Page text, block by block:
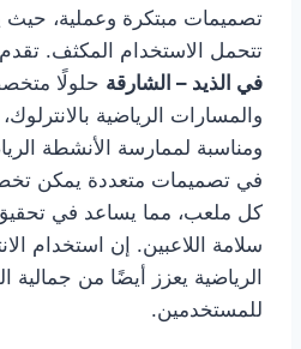
تصميمات مبتكرة وعملية،
تتحمل الاستخدام المكثف. تقدم
في الذيد – الشارقة حلولًا
والمسارات الرياضية
ومناسبة لممارسة الأنشطة
في تصميمات متعددة يمكن
كل ملعب، مما يساعد في
سلامة اللاعبين. إن استخدام
الرياضية يعزز أيضًا من جمالية
للمستخدمين.